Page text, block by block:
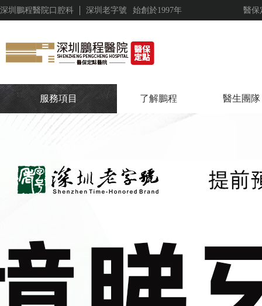
深圳鵬程醫院口腔科 深圳老字號 始創於1997年 醫保
服務項目 了解鵬程 醫生團隊